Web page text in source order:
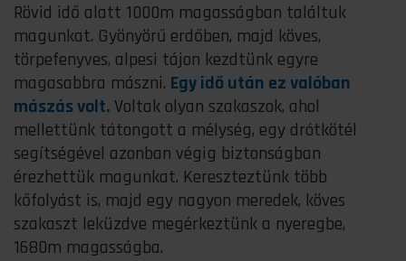
Rövid idő alatt 1000m magasságban találtuk
magunkat. Gyönyörű erdőben, majd köves,
törpefenyves, alpesi tájon kezdtünk egyre
magasabbra mászni. Egy idő után ez valóban
mászás volt. Voltak olyan szakaszok, ahol
mellettünk tátongott a mélység, egy drótkötél
segítségével azonban végig biztonságban
érezhettük magunkat. Kereszteztünk több
kőfolyást is, majd egy nagyon meredek, köves
szakaszt leküzdve megérkeztünk a nyeregbe,
1680m magasságba.